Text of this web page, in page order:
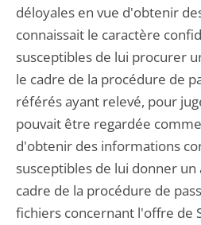
déloyales en vue d'obtenir
connaissait le caractère
susceptibles de lui procurer
le cadre de la procédure de
référés ayant relevé, pour
pouvait être regardée
d'obtenir des informations
susceptibles de lui donner un
cadre de la procédure de
fichiers concernant l'offre de